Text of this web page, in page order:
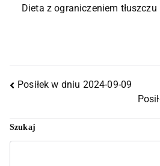
Dieta z ograniczeniem tłuszczu
Posiłek w dniu 2024-09-09
Szukaj